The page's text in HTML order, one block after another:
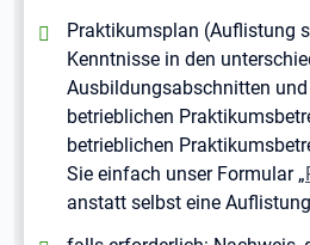
positiv:
Praktikumsplan (Auflistung
Kenntnisse in den
Ausbildungsabschnitten
betrieblichen
betrieblichen
Sie einfach unser Formular „
anstatt selbst eine